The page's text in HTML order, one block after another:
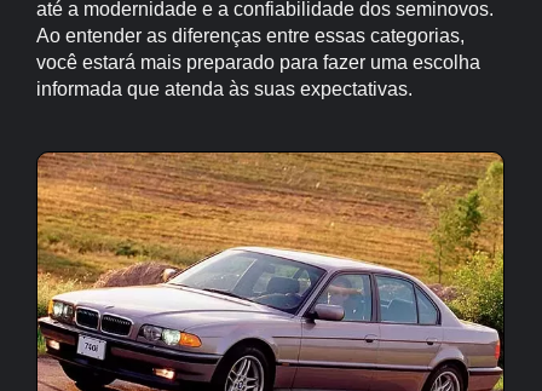
até a modernidade e a confiabilidade dos seminovos.
Ao entender as diferenças entre essas categorias,
você estará mais preparado para fazer uma escolha
informada que atenda às suas expectativas.